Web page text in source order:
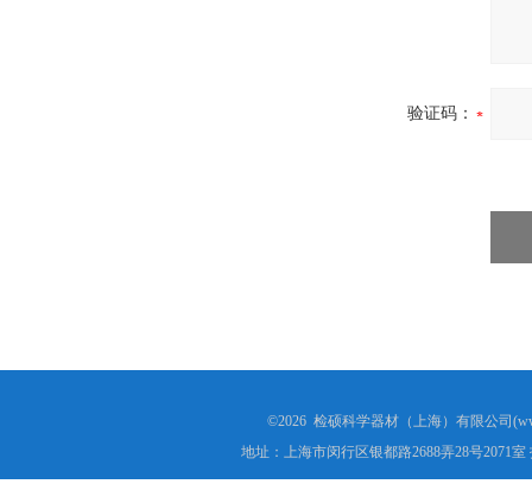
验证码：
©2026 检硕科学器材（上海）有限公司
地址：上海市闵行区银都路2688弄28号2071室